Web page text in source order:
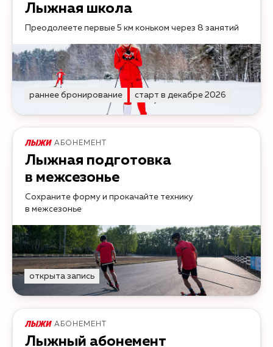
Лыжная школа
Преодолеете первые 5 км коньком через 8 занятий
раннее бронирование старт в декабре 2026
АБОНЕМЕНТ
Лыжная подготовка
в межсезонье
Сохраните форму и прокачайте технику
в межсезонье
открыта запись
АБОНЕМЕНТ
Лыжный абонемент